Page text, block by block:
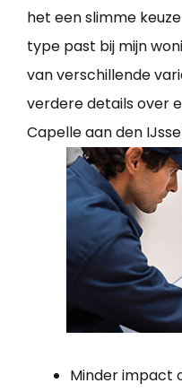
het een slimme
type past bij mijn
van verschillende
verdere details over
Capelle aan den
Minder impact